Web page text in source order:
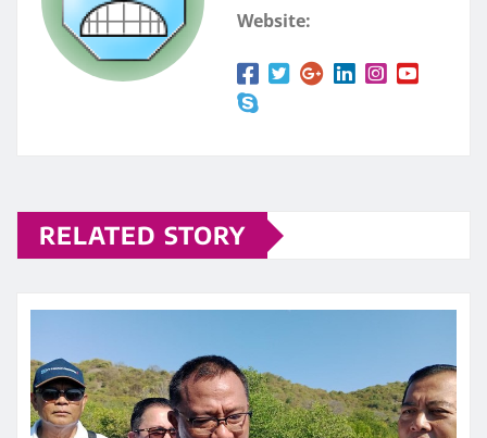
Website:
RELATED STORY